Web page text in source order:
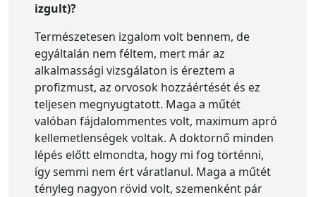
izgult)?
Természetesen izgalom volt bennem, de
egyáltalán nem féltem, mert már az
alkalmassági vizsgálaton is éreztem a
profizmust, az orvosok hozzáértését és ez
teljesen megnyugtatott. Maga a műtét
valóban fájdalommentes volt, maximum apró
kellemetlenségek voltak. A doktornő minden
lépés előtt elmondta, hogy mi fog történni,
így semmi nem ért váratlanul. Maga a műtét
tényleg nagyon rövid volt, szemenként pár